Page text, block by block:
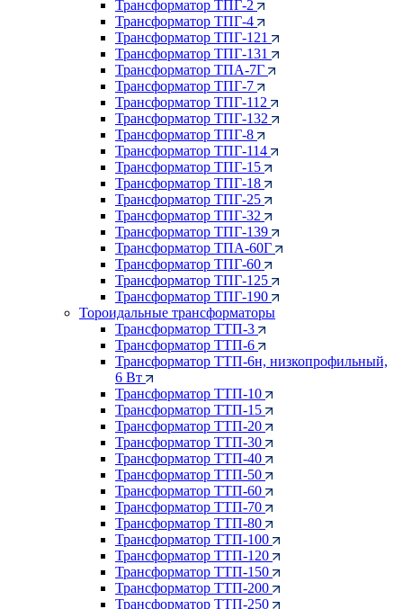
Трансформатор ТПГ-2
Трансформатор ТПГ-4
Трансформатор ТПГ-121
Трансформатор ТПГ-131
Трансформатор ТПА-7Г
Трансформатор ТПГ-7
Трансформатор ТПГ-112
Трансформатор ТПГ-132
Трансформатор ТПГ-8
Трансформатор ТПГ-114
Трансформатор ТПГ-15
Трансформатор ТПГ-18
Трансформатор ТПГ-25
Трансформатор ТПГ-32
Трансформатор ТПГ-139
Трансформатор ТПА-60Г
Трансформатор ТПГ-60
Трансформатор ТПГ-125
Трансформатор ТПГ-190
Тороидальные трансформаторы
Трансформатор ТТП-3
Трансформатор ТТП-6
Трансформатор ТТП-6н, низкопрофильный,
6 Вт
Трансформатор ТТП-10
Трансформатор ТТП-15
Трансформатор ТТП-20
Трансформатор ТТП-30
Трансформатор ТТП-40
Трансформатор ТТП-50
Трансформатор ТТП-60
Трансформатор ТТП-70
Трансформатор ТТП-80
Трансформатор ТТП-100
Трансформатор ТТП-120
Трансформатор ТТП-150
Трансформатор ТТП-200
Трансформатор ТТП-250